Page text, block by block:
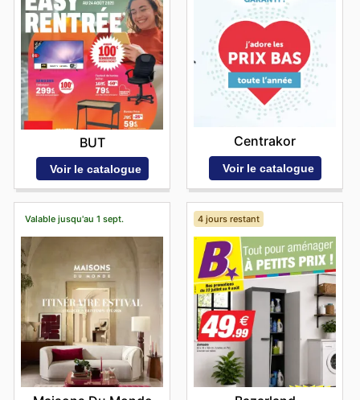
BUT
Voir le catalogue
Centrakor
Voir le catalogue
Valable jusqu'au 1 sept. 4 jours restant